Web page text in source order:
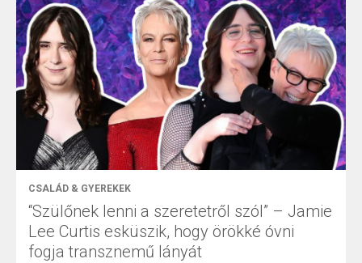
CSALÁD & GYEREKEK
“Szülőnek lenni a szeretetről szól” – Jamie
Lee Curtis esküszik, hogy örökké óvni
fogja transznemű lányát